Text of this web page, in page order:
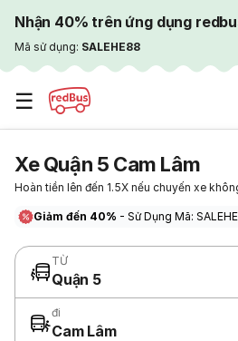
Nhận 40% trên ứng dụng
Mã sử dụng: SALEHE88
☰
Xe Quận 5 Cam Lâm
Hoàn tiền lên đến 1.5X nếu chuyến xe
Giảm đến 40% - Sử Dụng Mã:
TỪ
Quận 5
đi
Cam Lâm